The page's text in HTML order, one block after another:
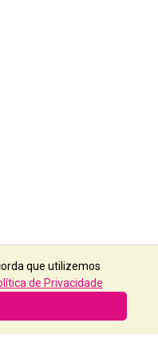
que utilizemos
de Privacidade